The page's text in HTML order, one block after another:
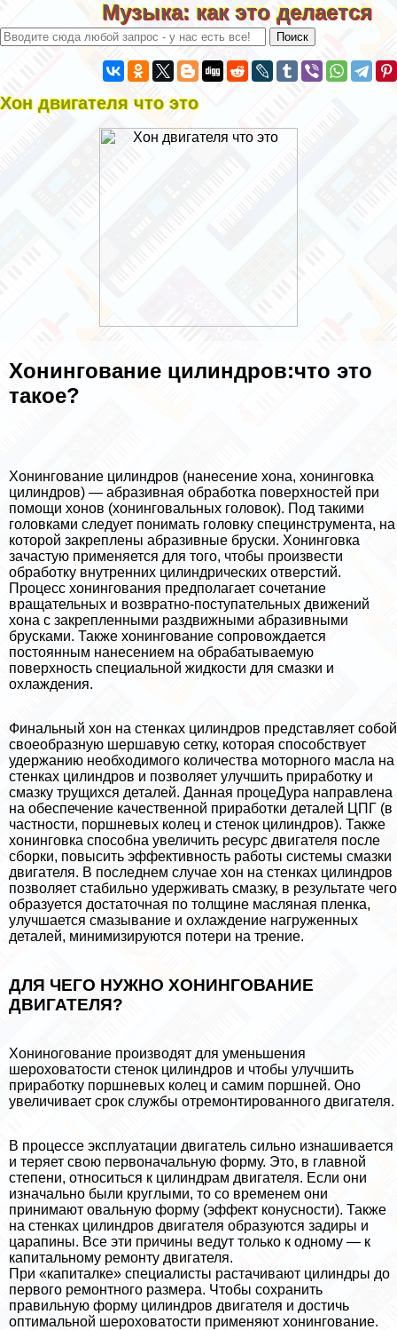
Музыка: как это делается
Хон двигателя что это
Хонингование цилиндров:что это
такое?
Хонингование цилиндров (нанесение хона, хонинговка
цилиндров) — абразивная обработка поверхностей при
помощи хонов (хонинговальных головок). Под такими
головками следует понимать головку специнструмента, на
которой закреплены абразивные бруски. Хонинговка
зачастую применяется для того, чтобы произвести
обработку внутренних цилиндрических отверстий.
Процесс хонингования предполагает сочетание
вращательных и возвратно-поступательных движений
хона с закрепленными раздвижными абразивными
брусками. Также хонингование сопровождается
постоянным нанесением на обpaбатываемую
поверхность специальной жидкости для смазки и
охлаждения.
Финальный хон на стенках цилиндров представляет собой
своеобразную шершавую сетку, которая способствует
удержанию необходимого количества моторного масла на
стенках цилиндров и позволяет улучшить приработку и
смазку трущихся деталей. Данная процеДypa направлена
на обеспечение качественной приработки деталей ЦПГ (в
частности, поршневых колец и стенок цилиндров). Также
хонинговка способна увеличить ресурс двигателя после
сборки, повысить эффективность работы системы смазки
двигателя. В последнем случае хон на стенках цилиндров
позволяет стабильно удерживать смазку, в результате чего
образуется достаточная по толщине масляная пленка,
улучшается смазывание и охлаждение нагруженных
деталей, минимизируются потери на трение.
ДЛЯ ЧЕГО НУЖНО ХОНИНГОВАНИЕ
ДВИГАТЕЛЯ?
Хониногование производят для уменьшения
шероховатости стенок цилиндров и чтобы улучшить
приработку поршневых колец и самим поршней. Оно
увеличивает срок службы отремонтированного двигателя.
В процессе эксплуатации двигатель сильно изнашивается
и теряет свою первоначальную форму. Это, в главной
степени, относиться к цилиндрам двигателя. Если они
изначально были круглыми, то со временем они
принимают овальную форму (эффект конусности). Также
на стенках цилиндров двигателя образуются задиры и
царапины. Все эти причины ведут только к одному — к
капитальному ремонту двигателя.
При «капиталке» специалисты растачивают цилиндры до
первого ремонтного размера. Чтобы сохранить
правильную форму цилиндров двигателя и достичь
оптимальной шероховатости применяют хонингование.